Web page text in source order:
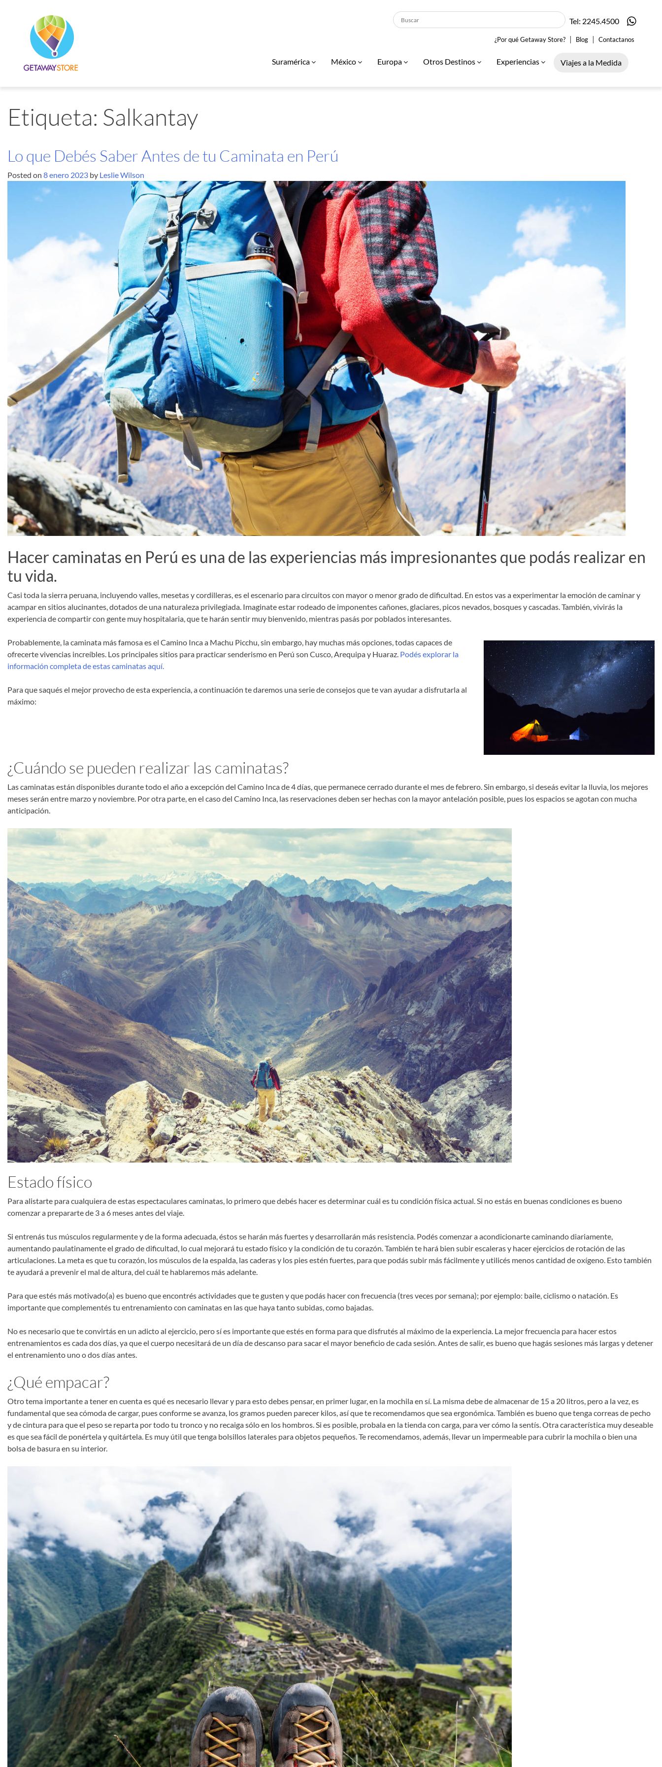
Tel: 2245.4500
¿Por qué Getaway Store? | Blog | Contactanos
Suramérica México Europa Otros Destinos Experiencias Viajes a la Medida
Etiqueta: Salkantay
Lo que Debés Saber Antes de tu Caminata en Perú
Posted on 8 enero 2023 by Leslie Wilson
Hacer caminatas en Perú es una de las experiencias más impresionantes que podás realizar en
tu vida.
Casi toda la sierra peruana, incluyendo valles, mesetas y cordilleras, es el escenario para circuitos con mayor o menor grado de dificultad. En estos vas a experimentar la emoción de caminar y
acampar en sitios alucinantes, dotados de una naturaleza privilegiada. Imaginate estar rodeado de imponentes cañones, glaciares, picos nevados, bosques y cascadas. También, vivirás la
experiencia de compartir con gente muy hospitalaria, que te harán sentir muy bienvenido, mientras pasás por poblados interesantes.
Probablemente, la caminata más famosa es el Camino Inca a Machu Picchu, sin embargo, hay muchas más opciones, todas capaces de
ofrecerte vivencias increíbles. Los principales sitios para practicar senderismo en Perú son Cusco, Arequipa y Huaraz. Podés explorar la
información completa de estas caminatas aquí.
Para que saqués el mejor provecho de esta experiencia, a continuación te daremos una serie de consejos que te van ayudar a disfrutarla al
máximo:
¿Cuándo se pueden realizar las caminatas?
Las caminatas están disponibles durante todo el año a excepción del Camino Inca de 4 días, que permanece cerrado durante el mes de febrero. Sin embargo, si deseás evitar la lluvia, los mejores
meses serán entre marzo y noviembre. Por otra parte, en el caso del Camino Inca, las reservaciones deben ser hechas con la mayor antelación posible, pues los espacios se agotan con mucha
anticipación.
Estado físico
Para alistarte para cualquiera de estas espectaculares caminatas, lo primero que debés hacer es determinar cuál es tu condición física actual. Si no estás en buenas condiciones es bueno
comenzar a prepararte de 3 a 6 meses antes del viaje.
Si entrenás tus músculos regularmente y de la forma adecuada, éstos se harán más fuertes y desarrollarán más resistencia. Podés comenzar a acondicionarte caminando diariamente,
aumentando paulatinamente el grado de dificultad, lo cual mejorará tu estado físico y la condición de tu corazón. También te hará bien subir escaleras y hacer ejercicios de rotación de las
articulaciones. La meta es que tu corazón, los músculos de la espalda, las caderas y los pies estén fuertes, para que podás subir más fácilmente y utilicés menos cantidad de oxígeno. Esto también
te ayudará a prevenir el mal de altura, del cuál te hablaremos más adelante.
Para que estés más motivado(a) es bueno que encontrés actividades que te gusten y que podás hacer con frecuencia (tres veces por semana); por ejemplo: baile, ciclismo o natación. Es
importante que complementés tu entrenamiento con caminatas en las que haya tanto subidas, como bajadas.
No es necesario que te convirtás en un adicto al ejercicio, pero sí es importante que estés en forma para que disfrutés al máximo de la experiencia. La mejor frecuencia para hacer estos
entrenamientos es cada dos días, ya que el cuerpo necesitará de un día de descanso para sacar el mayor beneficio de cada sesión. Antes de salir, es bueno que hagás sesiones más largas y detener
el entrenamiento uno o dos días antes.
¿Qué empacar?
Otro tema importante a tener en cuenta es qué es necesario llevar y para esto debes pensar, en primer lugar, en la mochila en sí. La misma debe de almacenar de 15 a 20 litros, pero a la vez, es
fundamental que sea cómoda de cargar, pues conforme se avanza, los gramos pueden parecer kilos, así que te recomendamos que sea ergonómica. También es bueno que tenga correas de pecho
y de cintura para que el peso se reparta por todo tu tronco y no recaiga sólo en los hombros. Si es posible, probala en la tienda con carga, para ver cómo la sentís. Otra característica muy deseable
es que sea fácil de ponértela y quitártela. Es muy útil que tenga bolsillos laterales para objetos pequeños. Te recomendamos, además, llevar un impermeable para cubrir la mochila o bien una
bolsa de basura en su interior.